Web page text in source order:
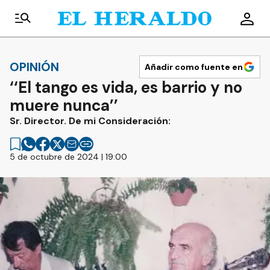
OPINIÓN Añadir como fuente en
‘‘El tango es vida, es barrio y no
muere nunca’’
Sr. Director. De mi Consideración:
5 de octubre de 2024 | 19:00